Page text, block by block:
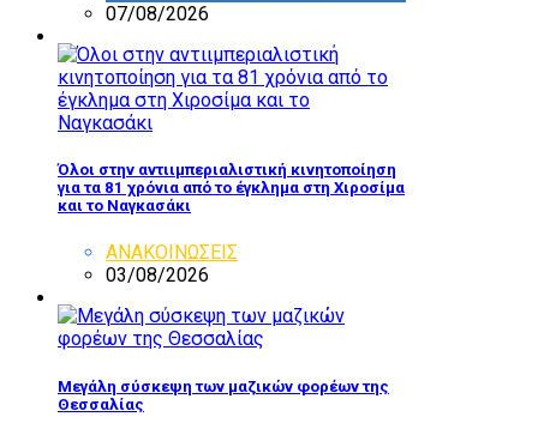
07/08/2026
Όλοι στην αντιιμπεριαλιστική κινητοποίηση
για τα 81 χρόνια από το έγκλημα στη Χιροσίμα
και το Ναγκασάκι
ΑΝΑΚΟΙΝΩΣΕΙΣ
03/08/2026
Μεγάλη σύσκεψη των μαζικών φορέων της
Θεσσαλίας